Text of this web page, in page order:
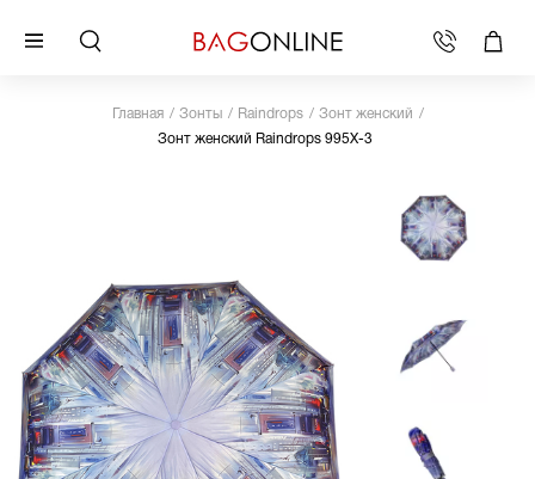
Главная Зонты Raindrops
Зонт женский
Зонт женский Raindrops 995X-3